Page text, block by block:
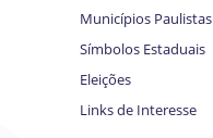
Municípios Paulistas
Símbolos Estaduais
Eleições
Links de Interesse